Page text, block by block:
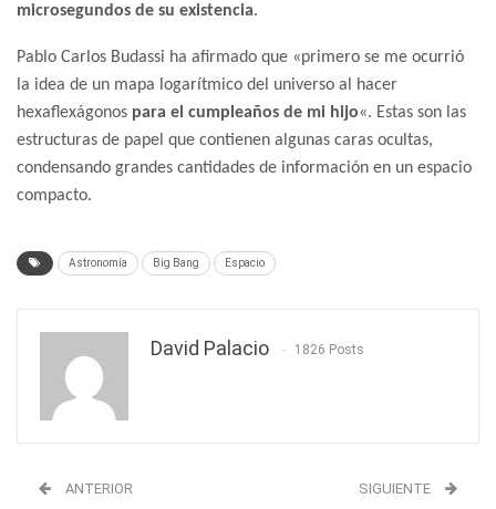
microsegundos de su existencia.
Pablo Carlos Budassi ha afirmado que «primero se me ocurrió
la idea de un mapa logarítmico del universo al hacer
hexaflexágonos para el cumpleaños de mi hijo«. Estas son las
estructuras de papel que contienen algunas caras ocultas,
condensando grandes cantidades de información en un espacio
compacto.
Astronomía Big Bang Espacio
David Palacio 1826 Posts
ANTERIOR SIGUIENTE